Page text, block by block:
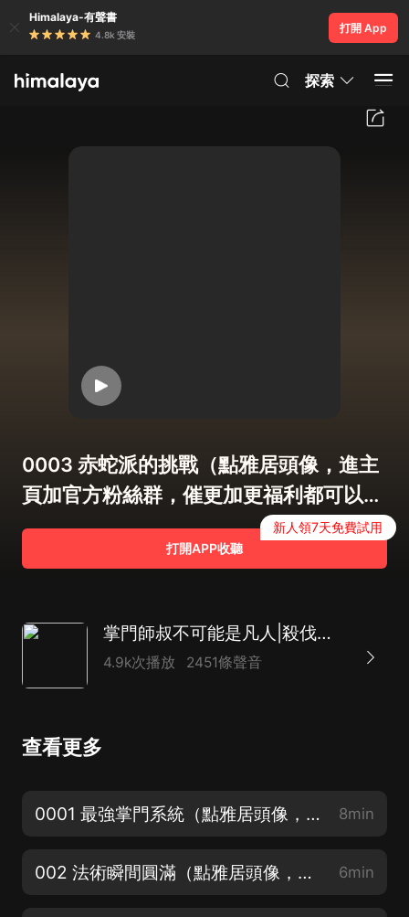
Himalaya-有聲書
4.8k 安裝
打開 App
探索
0003 赤蛇派的挑戰（點雅居頭像，進主
頁加官方粉絲群，催更加更福利都可以
哦！）
打開APP收聽
新人領7天免費試用
掌門師叔不可能是凡人|殺伐果斷|玄幻多人
4.9k次播放 2451條聲音
查看更多
0001 最強掌門系統（點雅居頭像，進主頁加官方粉絲群，催更加更福利都可以哦！） 8min
002 法術瞬間圓滿（點雅居頭像，進主頁加官方粉絲群，催更加更福利都可以哦！） 6min